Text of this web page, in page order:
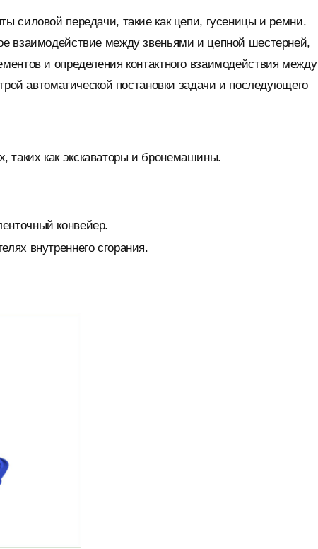
силовой передачи, такие как цепи, гусеницы и ремни.
взаимодействие между звеньями и цепной шестерней,
и определения контактного взаимодействия между
автоматической постановки задачи и последующего
как экскаваторы и бронемашины.
конвейер.
внутреннего сгорания.